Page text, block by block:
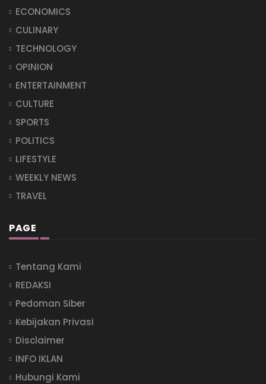
ECONOMICS
CULINARY
TECHNOLOGY
OPINION
ENTERTAINMENT
CULTURE
SPORTS
POLITICS
LIFESTYLE
WEEKLY NEWS
TRAVEL
PAGE
Tentang Kami
REDAKSI
Pedoman Siber
Kebijakan Privasi
Disclaimer
INFO IKLAN
Hubungi Kami